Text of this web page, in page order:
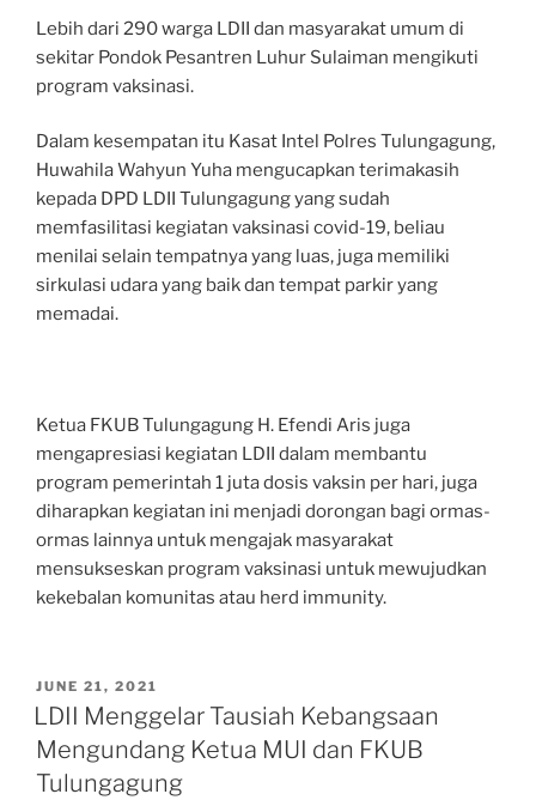
Lebih dari 290 warga LDII dan masyarakat umum di
sekitar Pondok Pesantren Luhur Sulaiman mengikuti
program vaksinasi.
Dalam kesempatan itu Kasat Intel Polres Tulungagung,
Huwahila Wahyun Yuha mengucapkan terimakasih
kepada DPD LDII Tulungagung yang sudah
memfasilitasi kegiatan vaksinasi covid-19, beliau
menilai selain tempatnya yang luas, juga memiliki
sirkulasi udara yang baik dan tempat parkir yang
memadai.
Ketua FKUB Tulungagung H. Efendi Aris juga
mengapresiasi kegiatan LDII dalam membantu
program pemerintah 1 juta dosis vaksin per hari, juga
diharapkan kegiatan ini menjadi dorongan bagi ormas-
ormas lainnya untuk mengajak masyarakat
mensukseskan program vaksinasi untuk mewujudkan
kekebalan komunitas atau herd immunity.
POSTED
ON
JUNE 21, 2021
LDII Menggelar Tausiah Kebangsaan
Mengundang Ketua MUI dan FKUB
Tulungagung